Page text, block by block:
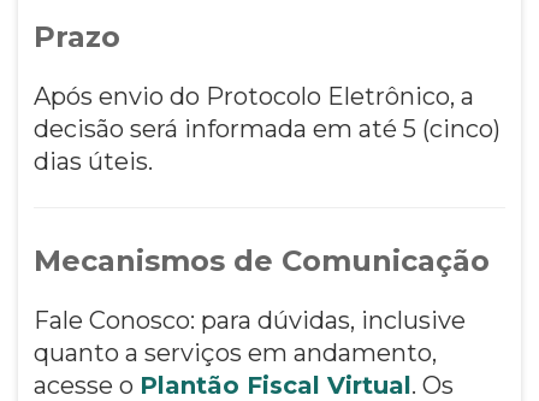
Prazo
Após envio do Protocolo Eletrônico, a
decisão será informada em até 5 (cinco)
dias úteis.
Mecanismos de Comunicação
Fale Conosco: para dúvidas, inclusive
quanto a serviços em andamento,
acesse o Plantão Fiscal Virtual. Os